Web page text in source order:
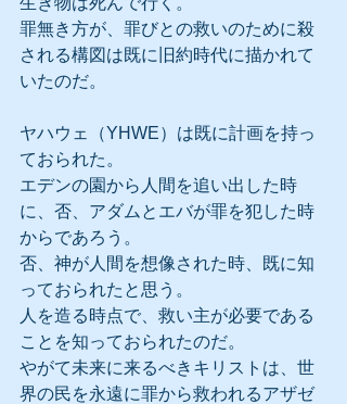
罪無き方が、罪びとの救いのために殺
される構図は既に旧約時代に描かれて
いたのだ。
ヤハウェ（YHWE）は既に計画を持っ
ておられた。
エデンの園から人間を追い出した時
に、否、アダムとエバが罪を犯した時
からであろう。
否、神が人間を想像された時、既に知
っておられたと思う。
人を造る時点で、救い主が必要である
ことを知っておられたのだ。
やがて未来に来るべきキリストは、世
界の民を永遠に罪から救われるアザゼ